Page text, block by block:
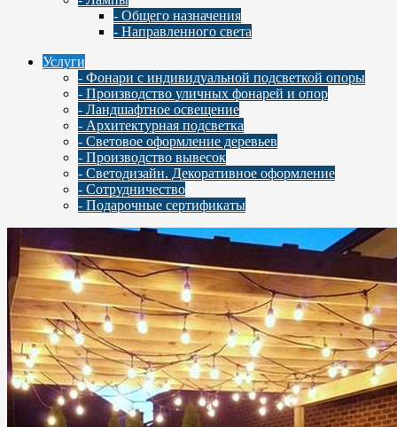
- Общего назначения
- Направленного света
Услуги
- Фонари с индивидуальной подсветкой опоры
- Производство уличных фонарей и опор
- Ландшафтное освещение
- Архитектурная подсветка
- Световое оформление деревьев
- Производство вывесок
- Светодизайн. Декоративное оформление
- Сотрудничество
- Подарочные сертификаты